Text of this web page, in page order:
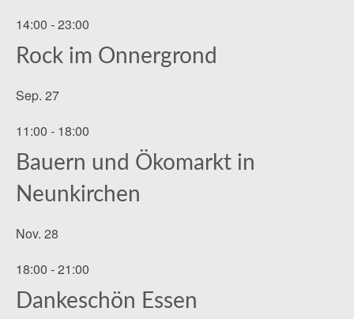
14:00 -23:00
Rock im Onnergrond
Sep. 27
11:00 - 18:00
Bauern und Ökomarkt in
Neunkirchen
Nov. 28
18:00 -21:00
Dankeschön Essen